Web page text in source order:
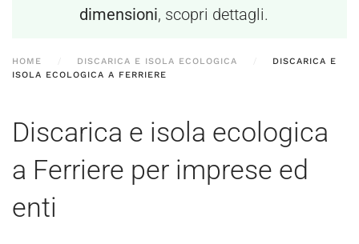
dimensioni, scopri dettagli.
HOME DISCARICA E ISOLA ECOLOGICA
DISCARICA E
ISOLA ECOLOGICA A FERRIERE
Discarica e isola ecologica
a Ferriere per imprese ed
enti